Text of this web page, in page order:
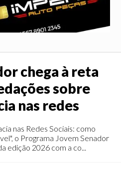
chega à reta
sobre
nas redes
nas Redes Sociais: como
o Programa Jovem Senador
edição 2026 com a co...